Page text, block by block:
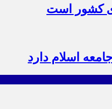
کشور است
اسلام دارد